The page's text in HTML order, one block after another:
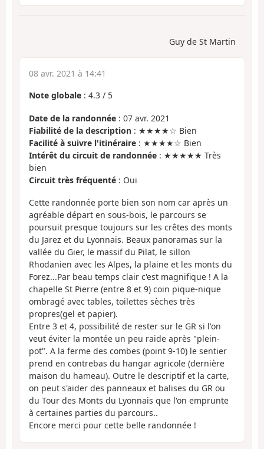
Guy de St Martin
08 avr. 2021 à 14:41
Note globale : 4.3 / 5
Date de la randonnée : 07 avr. 2021
Fiabilité de la description : ★★★★☆ Bien
Facilité à suivre l'itinéraire : ★★★★☆ Bien
Intérêt du circuit de randonnée : ★★★★★ Très
bien
Circuit très fréquenté : Oui
Cette randonnée porte bien son nom car après un
agréable départ en sous-bois, le parcours se
poursuit presque toujours sur les crêtes des monts
du Jarez et du Lyonnais. Beaux panoramas sur la
vallée du Gier, le massif du Pilat, le sillon
Rhodanien avec les Alpes, la plaine et les monts du
Forez...Par beau temps clair c'est magnifique ! A la
chapelle St Pierre (entre 8 et 9) coin pique-nique
ombragé avec tables, toilettes sèches très
propres(gel et papier).
Entre 3 et 4, possibilité de rester sur le GR si l'on
veut éviter la montée un peu raide après "plein-
pot". A la ferme des combes (point 9-10) le sentier
prend en contrebas du hangar agricole (dernière
maison du hameau). Outre le descriptif et la carte,
on peut s'aider des panneaux et balises du GR ou
du Tour des Monts du Lyonnais que l'on emprunte
à certaines parties du parcours..
Encore merci pour cette belle randonnée !